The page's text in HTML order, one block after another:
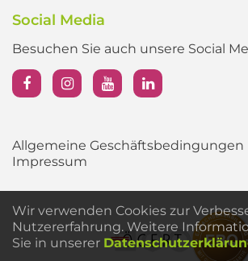
Social Media
Besuchen Sie auch unsere Social
Allgemeine Geschäftsbedingungen
Impressum
Wir verwenden Cookies zur
Nutzererfahrung. Weitere
Sie in unserer